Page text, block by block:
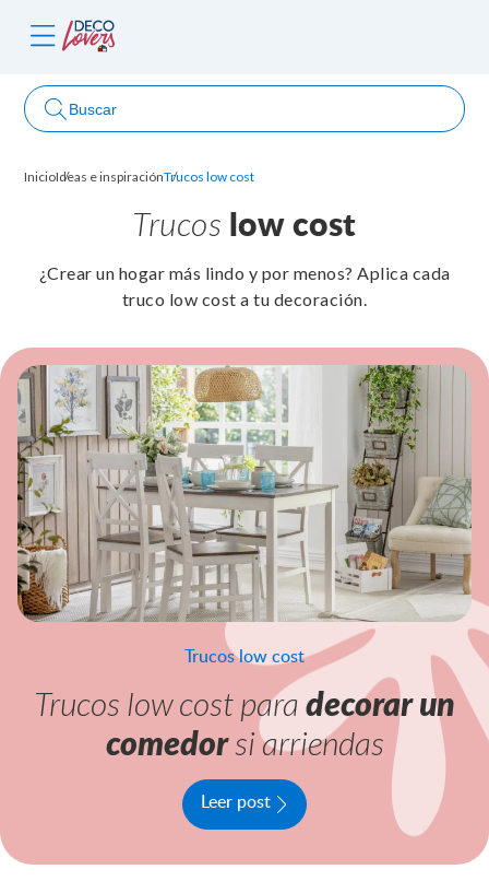
Buscar
InicioIdeas e inspiraciónTrucos low cost
Trucos low cost
¿Crear un hogar más lindo y por menos? Aplica cada
truco low cost a tu decoración.
Trucos low cost
Trucos low cost paradecorar un
comedorsi arriendas
Leer post